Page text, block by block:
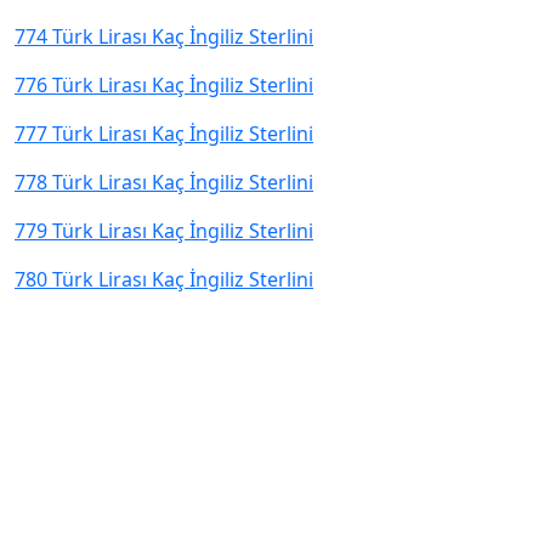
774 Türk Lirası Kaç İngiliz Sterlini
776 Türk Lirası Kaç İngiliz Sterlini
777 Türk Lirası Kaç İngiliz Sterlini
778 Türk Lirası Kaç İngiliz Sterlini
779 Türk Lirası Kaç İngiliz Sterlini
780 Türk Lirası Kaç İngiliz Sterlini